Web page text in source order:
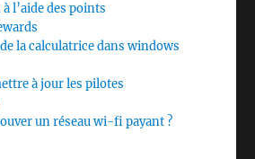
l’aide des points
la calculatrice dans windows
à jour les pilotes
un réseau wi-fi payant ?